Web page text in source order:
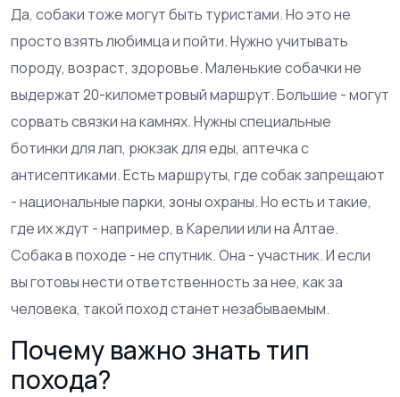
Да, собаки тоже могут быть туристами. Но это не
просто взять любимца и пойти. Нужно учитывать
породу, возраст, здоровье. Маленькие собачки не
выдержат 20-километровый маршрут. Большие - могут
сорвать связки на камнях. Нужны специальные
ботинки для лап, рюкзак для еды, аптечка с
антисептиками. Есть маршруты, где собак запрещают
- национальные парки, зоны охраны. Но есть и такие,
где их ждут - например, в Карелии или на Алтае.
Собака в походе - не спутник. Она - участник. И если
вы готовы нести ответственность за нее, как за
человека, такой поход станет незабываемым.
Почему важно знать тип
похода?